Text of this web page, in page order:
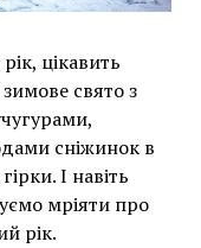
цікавить
свято з
сніжинок в
І навіть
мріяти про
рік.